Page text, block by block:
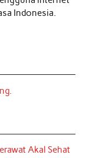
Indonesia.
Akal Sehat